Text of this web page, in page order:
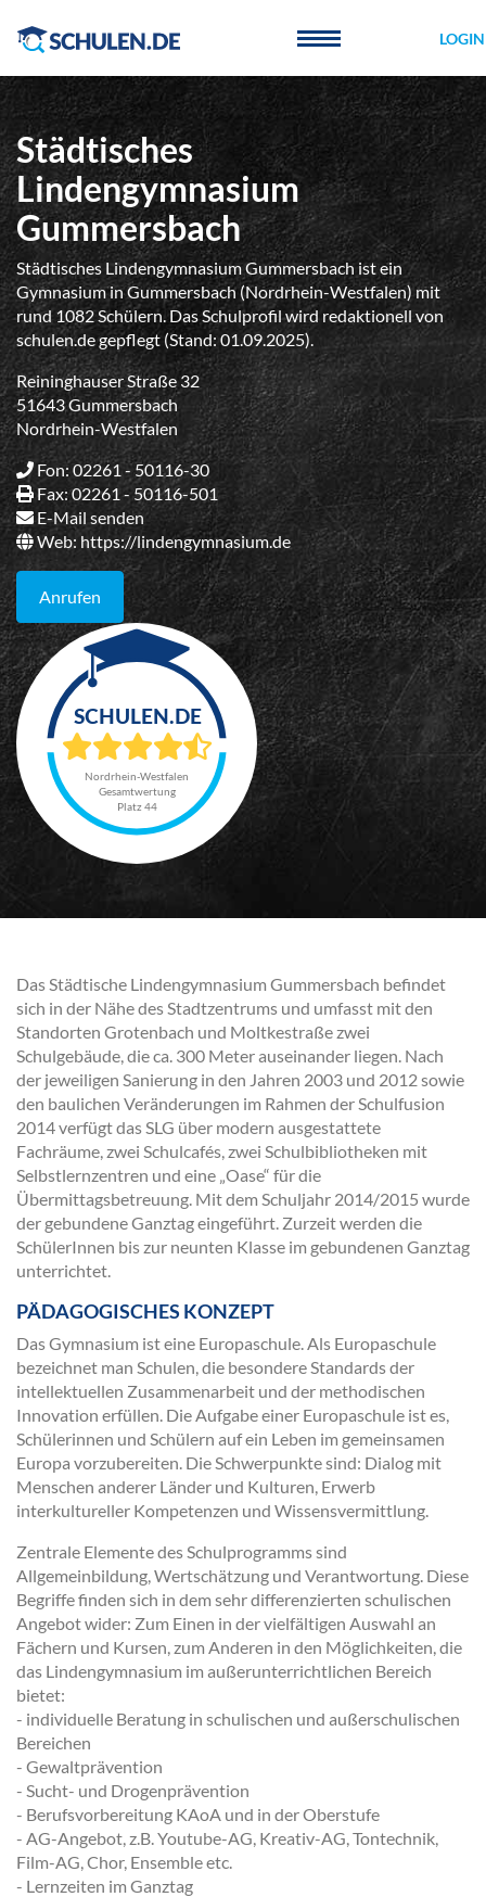
LOGIN
Städtisches
Lindengymnasium
Gummersbach
Städtisches Lindengymnasium Gummersbach ist ein
Gymnasium in Gummersbach (Nordrhein-Westfalen) mit
rund 1082 Schülern. Das Schulprofil wird redaktionell von
schulen.de gepflegt (Stand: 01.09.2025).
Reininghauser Straße 32
51643 Gummersbach
Nordrhein-Westfalen
Fon: 02261 - 50116-30
Fax: 02261 - 50116-501
E-Mail senden
Web: https://lindengymnasium.de
Anrufen
Nordrhein-Westfalen
Gesamtwertung
Platz 44
Das Städtische Lindengymnasium Gummersbach befindet
sich in der Nähe des Stadtzentrums und umfasst mit den
Standorten Grotenbach und Moltkestraße zwei
Schulgebäude, die ca. 300 Meter auseinander liegen. Nach
der jeweiligen Sanierung in den Jahren 2003 und 2012 sowie
den baulichen Veränderungen im Rahmen der Schulfusion
2014 verfügt das SLG über modern ausgestattete
Fachräume, zwei Schulcafés, zwei Schulbibliotheken mit
Selbstlernzentren und eine „Oase“ für die
Übermittagsbetreuung. Mit dem Schuljahr 2014/2015 wurde
der gebundene Ganztag eingeführt. Zurzeit werden die
SchülerInnen bis zur neunten Klasse im gebundenen Ganztag
unterrichtet.
PÄDAGOGISCHES KONZEPT
Das Gymnasium ist eine Europaschule. Als Europaschule
bezeichnet man Schulen, die besondere Standards der
intellektuellen Zusammenarbeit und der methodischen
Innovation erfüllen. Die Aufgabe einer Europaschule ist es,
Schülerinnen und Schülern auf ein Leben im gemeinsamen
Europa vorzubereiten. Die Schwerpunkte sind: Dialog mit
Menschen anderer Länder und Kulturen, Erwerb
interkultureller Kompetenzen und Wissensvermittlung.
Zentrale Elemente des Schulprogramms sind
Allgemeinbildung, Wertschätzung und Verantwortung. Diese
Begriffe finden sich in dem sehr differenzierten schulischen
Angebot wider: Zum Einen in der vielfältigen Auswahl an
Fächern und Kursen, zum Anderen in den Möglichkeiten, die
das Lindengymnasium im außerunterrichtlichen Bereich
bietet:
- individuelle Beratung in schulischen und außerschulischen
Bereichen
- Gewaltprävention
- Sucht- und Drogenprävention
- Berufsvorbereitung KAoA und in der Oberstufe
- AG-Angebot, z.B. Youtube-AG, Kreativ-AG, Tontechnik,
Film-AG, Chor, Ensemble etc.
- Lernzeiten im Ganztag